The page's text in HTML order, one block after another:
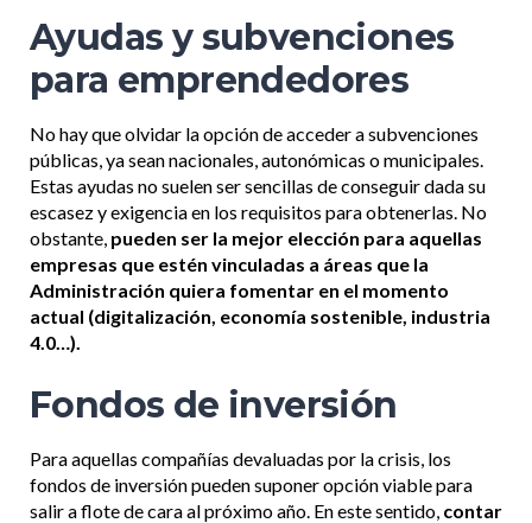
Ayudas y subvenciones
para emprendedores
No hay que olvidar la opción de acceder a subvenciones
públicas, ya sean nacionales, autonómicas o municipales.
Estas ayudas no suelen ser sencillas de conseguir dada su
escasez y exigencia en los requisitos para obtenerlas. No
obstante, pueden ser la mejor elección para aquellas
empresas que estén vinculadas a áreas que la
Administración quiera fomentar en el momento
actual (digitalización, economía sostenible, industria
4.0…).
Fondos de inversión
Para aquellas compañías devaluadas por la crisis, los
fondos de inversión pueden suponer opción viable para
salir a flote de cara al próximo año. En este sentido, contar